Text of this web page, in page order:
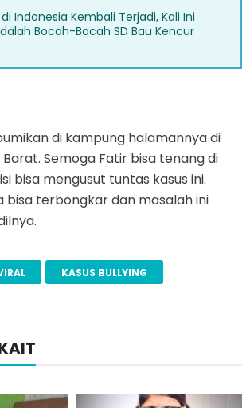
Indonesia Kembali Terjadi, Kali Ini
Bocah-Bocah SD Bau Kencur
di kampung halamannya di
Barat. Semoga Fatir bisa tenang di
bisa mengusut tuntas kasus ini.
bisa terbongkar dan masalah ini
KASUS BULLYING